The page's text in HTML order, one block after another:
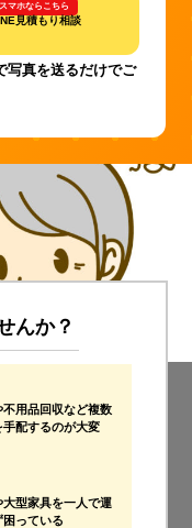
スマホならこちら
見積もり相談
写真を送るだけでご
んか？
不用品回収など複数
手配するのが大変
大型家具を一人で運
困っている